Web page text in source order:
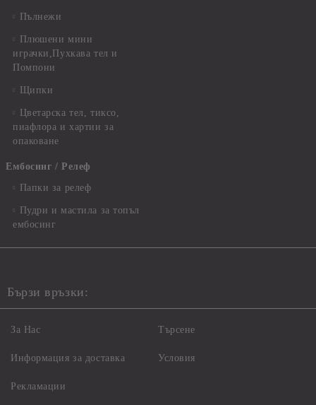
Пълнежи
Плюшени мини
играчки,Пухкава тел и
Помпони
Щипки
Цветарска тел, тиксо,
пиафлора и хартии за
опаковане
Ембосинг / Релеф
Папки за релеф
Пудри и мастила за топъл
ембосинг
Бързи връзки:
За Нас
Информация за доставка
Рекламации
Търсене
Условия